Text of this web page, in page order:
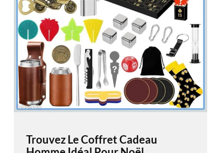
Trouvez Le Coffret Cadeau